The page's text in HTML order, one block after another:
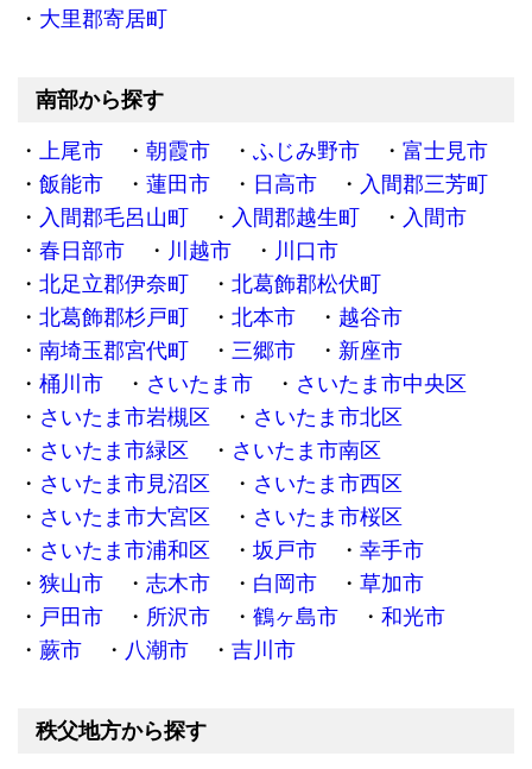
大里郡寄居町
南部から探す
上尾市 朝霞市 ふじみ野市
富士見市
飯能市
蓮田市 日高市
入間郡三芳町
入間郡毛呂山町
入間郡越生町
入間市
春日部市
川越市
川口市
北足立郡伊奈町
北葛飾郡松伏町
北葛飾郡杉戸町
北本市
越谷市
南埼玉郡宮代町
三郷市
新座市
桶川市
さいたま市
さいたま市中央区
さいたま市岩槻区
さいたま市北区
さいたま市緑区
さいたま市南区
さいたま市見沼区
さいたま市西区
さいたま市大宮区
さいたま市桜区
さいたま市浦和区
坂戸市
幸手市
狭山市
志木市 白岡市
草加市
戸田市
所沢市 鶴ヶ島市
和光市
蕨市
八潮市 吉川市
秩父地方から探す